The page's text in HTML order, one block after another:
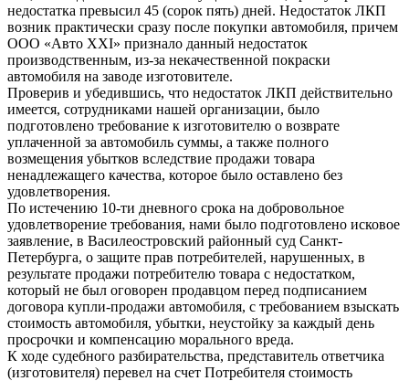
недостатка превысил 45 (сорок пять) дней. Недостаток ЛКП
возник практически сразу после покупки автомобиля, причем
ООО «Авто ХХI» признало данный недостаток
производственным, из-за некачественной покраски
автомобиля на заводе изготовителе.
Проверив и убедившись, что недостаток ЛКП действительно
имеется, сотрудниками нашей организации, было
подготовлено требование к изготовителю о возврате
уплаченной за автомобиль суммы, а также полного
возмещения убытков вследствие продажи товара
ненадлежащего качества, которое было оставлено без
удовлетворения.
По истечению 10-ти дневного срока на добровольное
удовлетворение требования, нами было подготовлено исковое
заявление, в Василеостровский районный суд Санкт-
Петербурга, о защите прав потребителей, нарушенных, в
результате продажи потребителю товара с недостатком,
который не был оговорен продавцом перед подписанием
договора купли-продажи автомобиля, с требованием взыскать
стоимость автомобиля, убытки, неустойку за каждый день
просрочки и компенсацию морального вреда.
К ходе судебного разбирательства, представитель ответчика
(изготовителя) перевел на счет Потребителя стоимость